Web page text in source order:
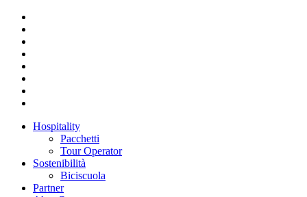
Hospitality
Pacchetti
Tour Operator
Sostenibilità
Biciscuola
Partner